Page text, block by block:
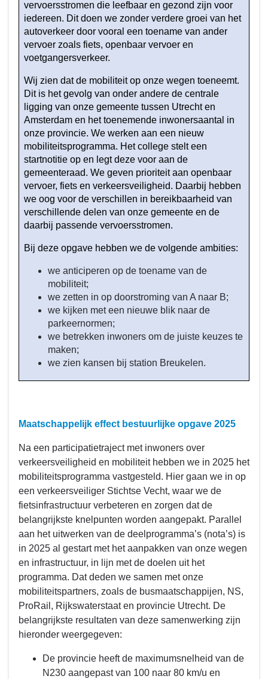
hebben
2025?
duurzame
verkeersveilige
mobiliteit
vervoersstromen die leefbaar en gezond zijn voor
iedereen. Dit doen we zonder verdere groei van het
autoverkeer door vooral een toename van ander
vervoer zoals fiets, openbaar vervoer en
voetgangersverkeer.
Wij zien dat de mobiliteit op onze wegen toeneemt.
Dit is het gevolg van onder andere de centrale
ligging van onze gemeente tussen Utrecht en
Amsterdam en het toenemende inwonersaantal in
onze provincie. We werken aan een nieuw
mobiliteitsprogramma. Het college stelt een
startnotitie op en legt deze voor aan de
gemeenteraad. We geven prioriteit aan openbaar
vervoer, fiets en verkeersveiligheid. Daarbij hebben
we oog voor de verschillen in bereikbaarheid van
verschillende delen van onze gemeente en de
daarbij passende vervoersstromen.
Bij deze opgave hebben we de volgende ambities:
we anticiperen op de toename van de
mobiliteit;
we zetten in op doorstroming van A naar B;
we kijken met een nieuwe blik naar de
parkeernormen;
we betrekken inwoners om de juiste keuzes te
maken;
we zien kansen bij station Breukelen.
Maatschappelijk effect bestuurlijke opgave 2025
Na een participatietraject met inwoners over
verkeersveiligheid en mobiliteit hebben we in 2025 het
mobiliteitsprogramma vastgesteld. Hier gaan we in op
een verkeersveiliger Stichtse Vecht, waar we de
fietsinfrastructuur verbeteren en zorgen dat de
belangrijkste knelpunten worden aangepakt. Parallel
aan het uitwerken van de deelprogramma’s (nota’s) is
in 2025 al gestart met het aanpakken van onze wegen
en infrastructuur, in lijn met de doelen uit het
programma. Dat deden we samen met onze
mobiliteitspartners, zoals de busmaatschappijen, NS,
ProRail, Rijkswaterstaat en provincie Utrecht. De
belangrijkste resultaten van deze samenwerking zijn
hieronder weergegeven:
De provincie heeft de maximumsnelheid van de
N230 aangepast van 100 naar 80 km/u en